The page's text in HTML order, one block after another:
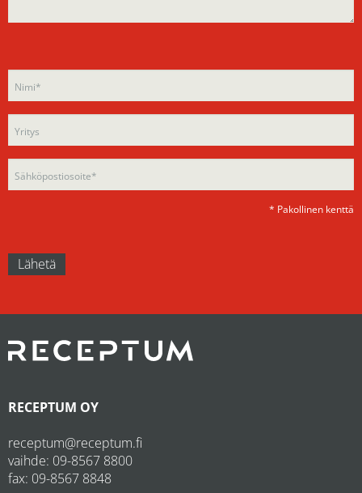
leave
this
empty.
Please
leave
this
field
empty.
* Pakollinen kenttä
RECEPTUM OY
receptum@receptum.fi
vaihde: 09-8567 8800
fax: 09-8567 8848